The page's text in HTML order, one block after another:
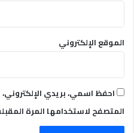
الموقع الإلكتروني
احفظ اسمي، بريدي
المتصفح لاستخدامها المرة